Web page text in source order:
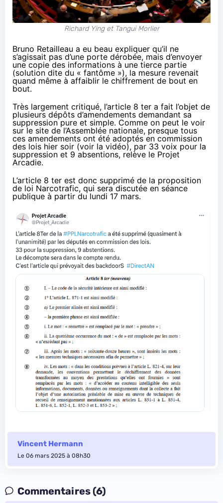
Richard Ying et Tangui Morlier
Bruno Retailleau a eu beau expliquer qu’il ne
s’agissait pas d’une porte dérobée, mais d’envoyer
une copie des informations à une tierce partie
(solution dite du « fantôme »), la mesure revenait
quand même à affaiblir le chiffrement de bout en
bout.
Très largement critiqué, l’article 8 ter a fait l’objet de
plusieurs dépôts d’amendements demandant sa
suppression pure et simple. Comme on peut le voir
sur le site de l’Assemblée nationale, presque tous
ces amendements ont été adoptés en commission
des lois hier soir (voir la vidéo), par 33 voix pour la
suppression et 9 absentions, relève le Projet
Arcadie.
L’article 8 ter est donc supprimé de la proposition
de loi Narcotrafic, qui sera discutée en séance
publique à partir du lundi 17 mars.
Vincent Hermann
Le 06 mars 2025 à 08h30
Commentaires (6)